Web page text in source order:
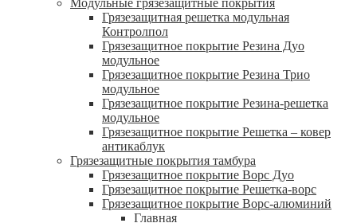
Грязезащитная решетка модульная
Контролпол
Грязезащитное покрытие Резина Дуо
модульное
Грязезащитное покрытие Резина Трио
модульное
Грязезащитное покрытие Резина-решетка
модульное
Грязезащитное покрытие Решетка – ковер
антикаблук
Грязезащитные покрытия тамбура
Грязезащитное покрытие Ворс Дуо
Грязезащитное покрытие Решетка-ворс
Грязезащитное покрытие Ворс-алюминий
Главная